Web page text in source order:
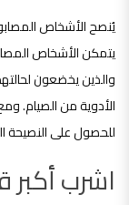
يُنصح الأشخاص
والذين يخضعون
الأدوية من الصيام.
للحصول على النصيحة
اشرب